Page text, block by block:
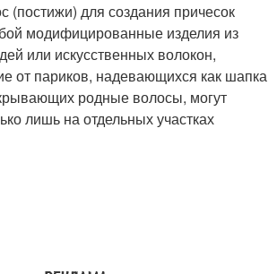
Красивая прическа
Прически с цветными
прядями
(постижи) для создания причесок
модифицированные изделия из
или искусственных волокон,
от париков, надевающихся как шапка
родные волосы, могут
лишь на отдельных участках